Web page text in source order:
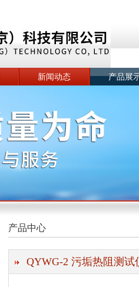
新闻动态 产品展
产品中心
QYWG-2 污垢热阻测试